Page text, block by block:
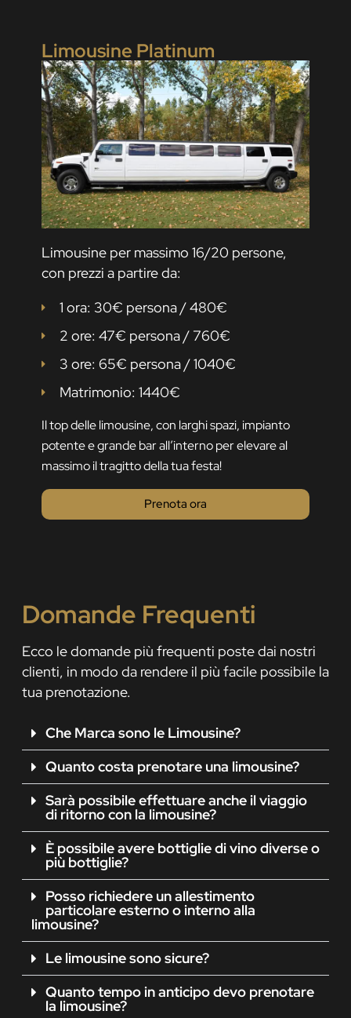
Limousine Platinum
Limousine per massimo 16/20 persone,
con prezzi a partire da:
1 ora: 30€ persona / 480€
2 ore: 47€ persona / 760€
3 ore: 65€ persona / 1040€
Matrimonio: 1440€
Il top delle limousine, con larghi spazi, impianto
potente e grande bar all’interno per elevare al
massimo il tragitto della tua festa!
Prenota ora
Domande Frequenti
Ecco le domande più frequenti poste dai nostri
clienti, in modo da rendere il più facile possibile la
tua prenotazione.
Che Marca sono le Limousine?
Quanto costa prenotare una limousine?
Sarà possibile effettuare anche il viaggio
di ritorno con la limousine?
È possibile avere bottiglie di vino diverse o
più bottiglie?
Posso richiedere un allestimento
particolare esterno o interno alla
limousine?
Le limousine sono sicure?
Quanto tempo in anticipo devo prenotare
la limousine?